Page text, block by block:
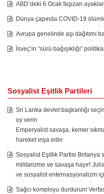
ABD’deki 6 Ocak faşizan
Dünya çapında COVID-19
Avrupa genelinde aşı dağıtımı
İsveç’in “sürü bağışıklığı”
Sosyalist Eşitlik Partileri
Sri Lanka devlet başkanlığı
oy verin
Emperyalist savaşa, kemer
hareket inşa edin
Sosyalist Eşitlik Partisi Britanya
militarizme ve savaşa hayır!
ve sosyalist enternasyonalizm
Sağcı komployu durdurun!